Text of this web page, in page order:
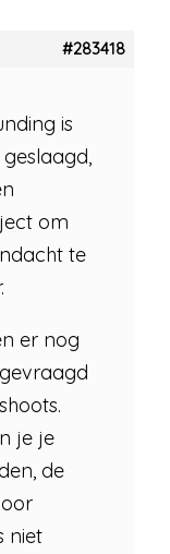
#283418
is
om
te
er nog
je je
de
niet